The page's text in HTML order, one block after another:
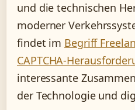
und die technischen
moderner
findet im Begriff
CAPTCHA-
interessante
der Technologie und